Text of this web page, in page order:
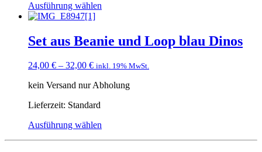
Ausführung wählen
Set aus Beanie und Loop blau Dinos
24,00 € – 32,00 € inkl. 19% MwSt.
kein Versand nur Abholung
Lieferzeit: Standard
Ausführung wählen